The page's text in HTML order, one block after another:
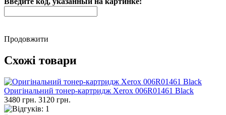
Продовжити
Схожі товари
Оригінальний тонер-картридж Xerox 006R01461 Black
3480 грн. 3120 грн.